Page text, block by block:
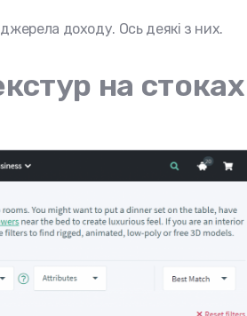
доходу. Ось деякі з них.
на стоках